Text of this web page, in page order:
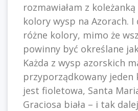
rozmawiałam z
kolory wysp na Azorach. I
różne kolory, mimo że
powinny być określane
Każda z wysp azorskich
przyporządkowany jeden
jest fioletowa, Santa
Graciosa biała – i tak